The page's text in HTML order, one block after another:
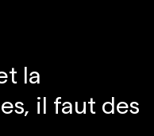
la
il faut des